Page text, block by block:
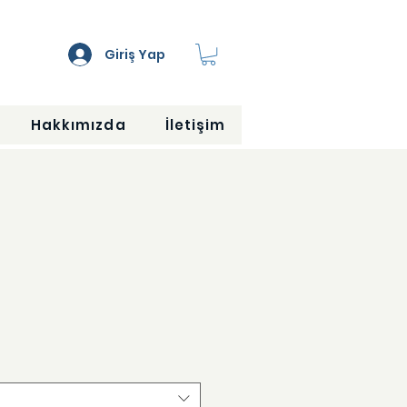
Giriş Yap
Hakkımızda İletişim